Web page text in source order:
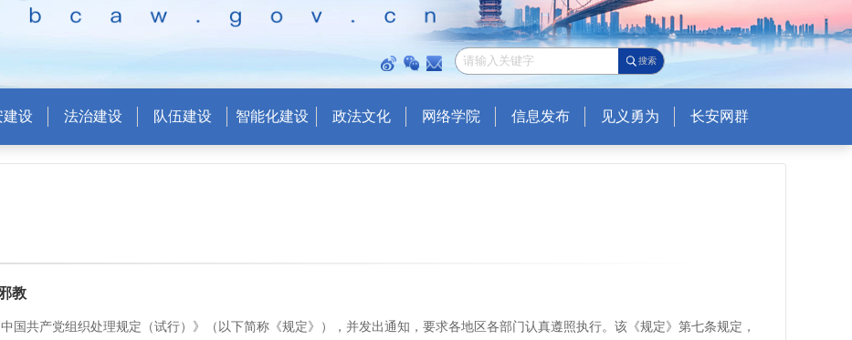
搜索
建设 法治建设 队伍建设 智能化建设 政法文化 网络学院 信息发布 见义勇为 长安网群
教
国共产党组织处理规定（试行）》（以下简称《规定》），并发出通知，要求各地区各部门认真遵照执行。该《规定》第七条规定，